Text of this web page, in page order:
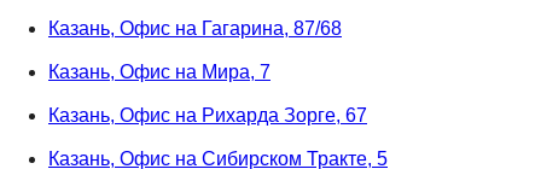
Казань, Офис на Гагарина, 87/68
Казань, Офис на Мира, 7
Казань, Офис на Рихарда Зорге, 67
Казань, Офис на Сибирском Тракте, 5